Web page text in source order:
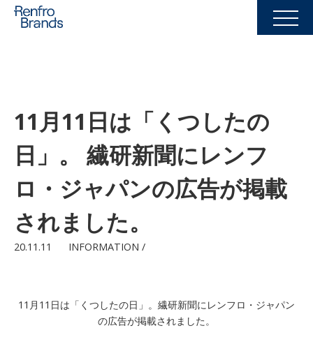
11月11日は「くつしたの
日」。 繊研新聞にレンフ
ロ・ジャパンの広告が掲載
されました。
20.11.11 INFORMATION /
11月11日は「くつしたの日」。繊研新聞にレンフロ・ジャパン
の広告が掲載されました。